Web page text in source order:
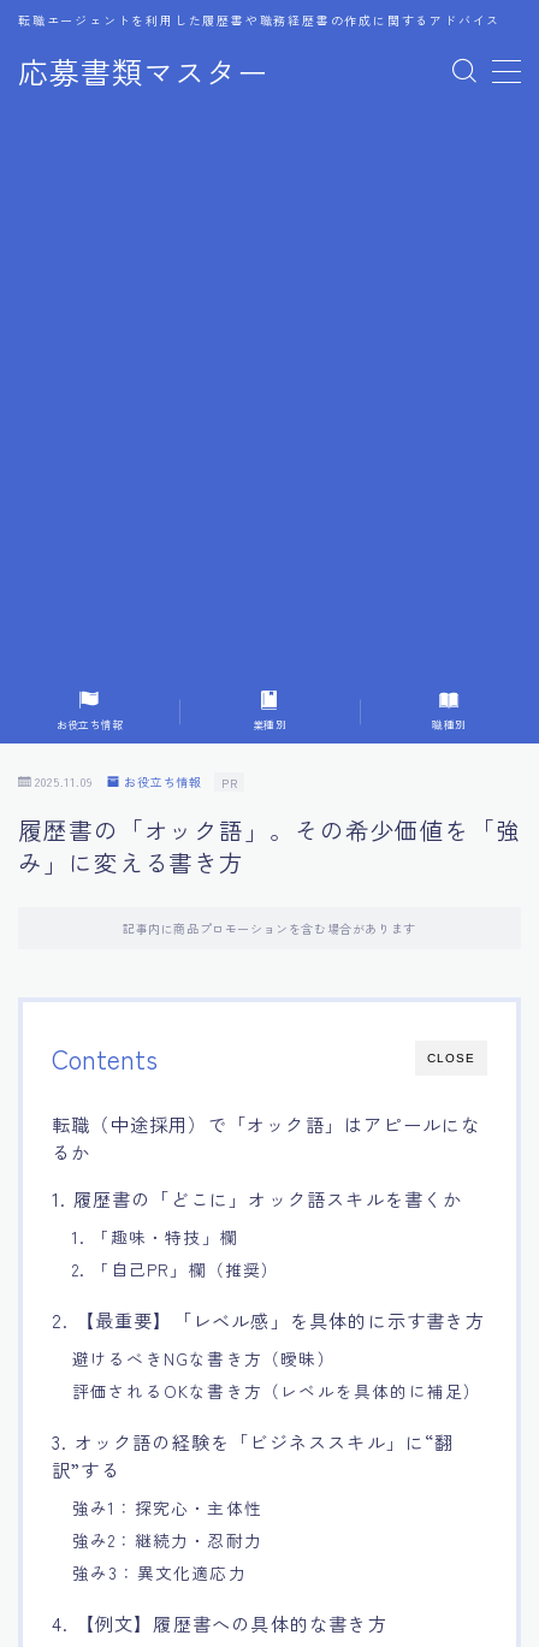
応募書類マスター
転職エージェントを利用した履歴書や職務経歴書の作成に関するアドバイス
MENU
9.転職成功者の事例分析とアドバイス
10.面接官に好印象を与える方法
11.キャリアアップを目指す人の応募書類
14.デジタル化やAIの進化がもたらす影響
お役立ち情報 業種別 職種別
2025.11.09 お役立ち情報 PR
履歴書の「オック語」。その希少価値を「強
み」に変える書き方
記事内に商品プロモーションを含む場合があります
CLOSE
Contents
転職（中途採用）で「オック語」はアピールにな
るか
1. 履歴書の「どこに」オック語スキルを書くか
1. 「趣味・特技」欄
2. 「自己PR」欄（推奨）
2. 【最重要】「レベル感」を具体的に示す書き方
避けるべきNGな書き方（曖昧）
評価されるOKな書き方（レベルを具体的に補足）
3. オック語の経験を「ビジネススキル」に“翻
訳”する
強み1：探究心・主体性
強み2：継続力・忍耐力
強み3：異文化適応力
4. 【例文】履歴書への具体的な書き方